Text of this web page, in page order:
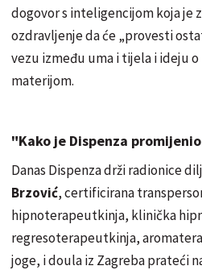
dogovor s inteligencijom koja je
ozdravljenje da će „provesti
vezu između uma i tijela i ideju
materijom.
"Kako je Dispenza
Danas Dispenza drži radionice
Brzović, certificirana
hipnoterapeutkinja, klinička
regresoterapeutkinja,
joge, i doula iz Zagreba prateći